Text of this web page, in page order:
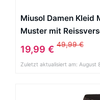
Miusol Damen
Muster mit
Abendkleider
19,99 € 49,99 €
Zuletzt aktualisiert am: August